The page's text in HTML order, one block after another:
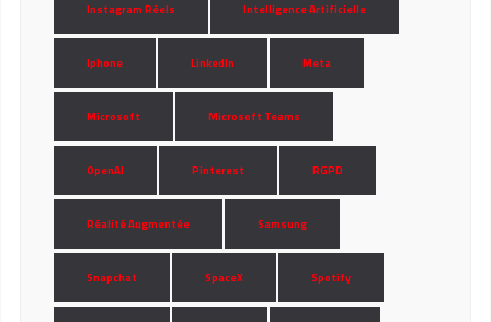
Instagram Réels Intelligence Artificielle
Iphone LinkedIn Meta
Microsoft Microsoft Teams
OpenAI Pinterest RGPD
Réalité Augmentée Samsung
Snapchat SpaceX Spotify